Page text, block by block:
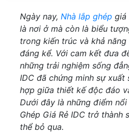
Ngày nay, Nhà lắp ghép giá
là nơi ở mà còn là biểu
trong kiến trúc và khả
đáng kể. Với cam kết đưa
những trải nghiệm sống
IDC đã chứng minh sự
hợp giữa thiết kế độc đáo
Dưới đây là những điểm
Ghép Giá Rẻ IDC trở thành
thể bỏ qua.